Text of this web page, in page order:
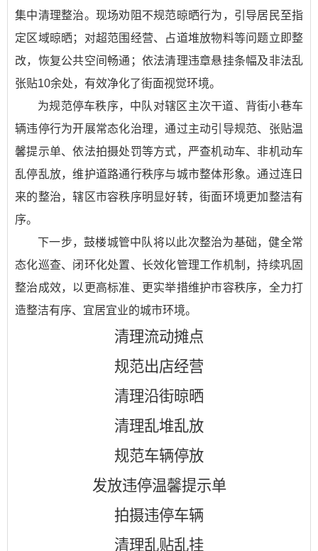
集中清理整治。现场劝阻不规范晾晒行为，引导居民至指
定区域晾晒；对超范围经营、占道堆放物料等问题立即整
改，恢复公共空间畅通；依法清理违章悬挂条幅及非法乱
张贴10余处，有效净化了街面视觉环境。
为规范停车秩序，中队对辖区主次干道、背街小巷车
辆违停行为开展常态化治理，通过主动引导规范、张贴温
馨提示单、依法拍摄处罚等方式，严查机动车、非机动车
乱停乱放，维护道路通行秩序与城市整体形象。通过连日
来的整治，辖区市容秩序明显好转，街面环境更加整洁有
序。
下一步，鼓楼城管中队将以此次整治为基础，健全常
态化巡查、闭环化处置、长效化管理工作机制，持续巩固
整治成效，以更高标准、更实举措维护市容秩序，全力打
造整洁有序、宜居宜业的城市环境。
清理流动摊点
规范出店经营
清理沿街晾晒
清理乱堆乱放
规范车辆停放
发放违停温馨提示单
拍摄违停车辆
清理乱贴乱挂